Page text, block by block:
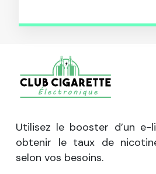
Utilisez le booster d’un e-
obtenir le taux de
selon vos besoins.